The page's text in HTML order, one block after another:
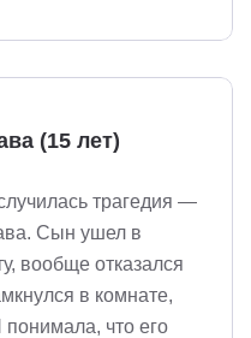
(15 лет)
трагедия —
Сын ушел в
вообще отказался
в комнате,
что его